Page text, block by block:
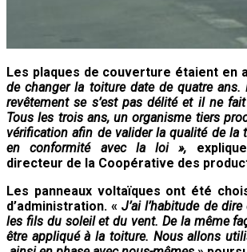
Les plaques de couverture étaient en
de changer la toiture date de quatre ans.
revêtement se s’est pas délité et il ne
Tous les trois ans, un organisme tiers
vérification afin de valider la qualité de la
en conformité avec la loi »,
directeur de la Coopérative des
Les panneaux voltaïques ont été
d’administration. «J’ai l’habitude de
les fils du soleil et du vent. De la même
être appliqué à la toiture. Nous allons